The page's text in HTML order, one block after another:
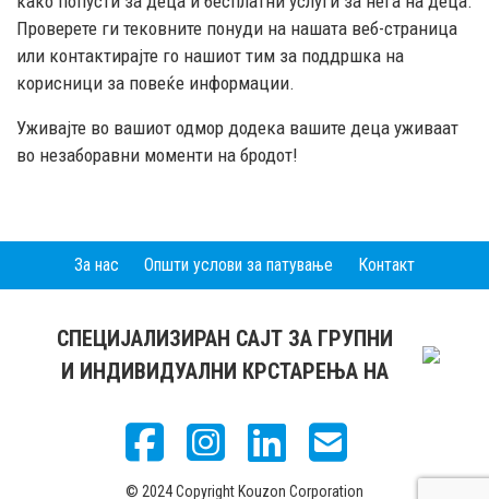
Проверете ги тековните понуди на нашата веб-страница
или контактирајте го нашиот тим за поддршка на
корисници за повеќе информации.
Уживајте во вашиот одмор додека вашите деца уживаат
во незаборавни моменти на бродот!
За нас Општи услови за патување Контакт
СПЕЦИЈАЛИЗИРАН САЈТ ЗА ГРУПНИ
И ИНДИВИДУАЛНИ КРСТАРЕЊА НА
© 2024 Copyright Kouzon Corporation